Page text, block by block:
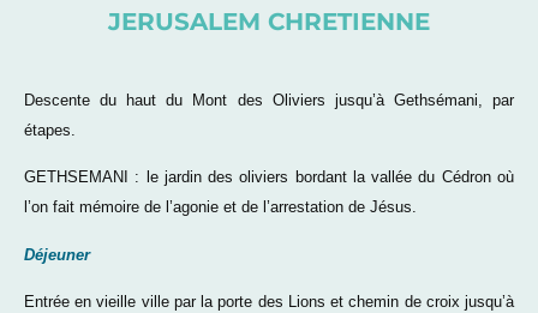
JERUSALEM CHRETIENNE
Descente du haut du Mont des Oliviers jusqu’à Gethsémani, par
étapes.
GETHSEMANI : le jardin des oliviers bordant la vallée du Cédron où
l’on fait mémoire de l’agonie et de l’arrestation de Jésus.
Déjeuner
Entrée en vieille ville par la porte des Lions et chemin de croix jusqu’à